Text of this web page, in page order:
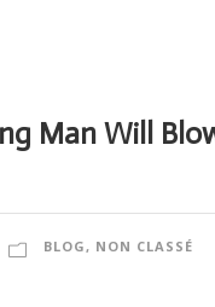
Man Will
BLOG, NON CLASSÉ